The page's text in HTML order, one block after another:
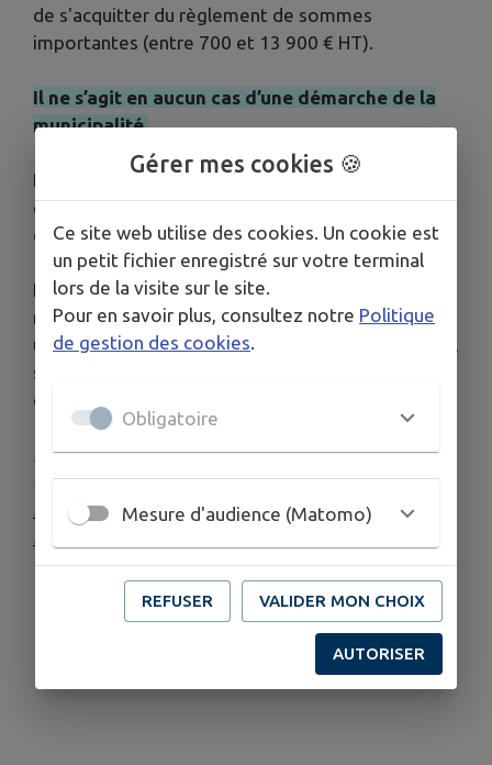
de s'acquitter du règlement de sommes
importantes (entre 700 et 13 900 € HT).
Il ne s’agit en aucun cas d’une démarche de la
municipalité.
Devant le fort soupçon de pratiques
commerciales trompeuses, voire de tentative
d'escroquerie, nous vous invitons à la prudence.
Nous vous rappelons que lorsqu’une commune
mandate une société en son nom, elle lui délivre
une lettre accréditive, sur papier à en-tête officiel,
signée du maire, à présenter lors de chaque
démarchage.
En cas de doute, n’hésitez pas à en aviser sans
délai les forces de police.
Police nationale: 17
Gérer mes cookies 🍪
Ce site web utilise des cookies. Un cookie est
un petit fichier enregistré sur votre terminal
lors de la visite sur le site.
Pour en savoir plus, consultez notre Politique
de gestion des cookies.
Obligatoire
Mesure d'audience (Matomo)
REFUSER VALIDER MON CHOIX
AUTORISER